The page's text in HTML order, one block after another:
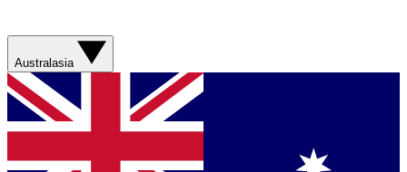
Australasia